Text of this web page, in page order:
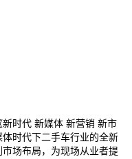
时代 新媒体 新营销 新市
时代下二手车行业的全新
场布局，为现场从业者提